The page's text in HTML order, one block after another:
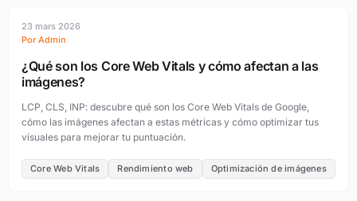
23 mars 2026
Por Admin
¿Qué son los Core Web Vitals y cómo afectan a las
imágenes?
LCP, CLS, INP: descubre qué son los Core Web Vitals de Google,
cómo las imágenes afectan a estas métricas y cómo optimizar tus
visuales para mejorar tu puntuación.
Core Web Vitals Rendimiento web Optimización de imágenes